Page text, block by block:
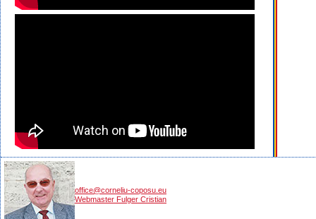
office@corneliu-coposu.eu
Webmaster Fulger Cristian